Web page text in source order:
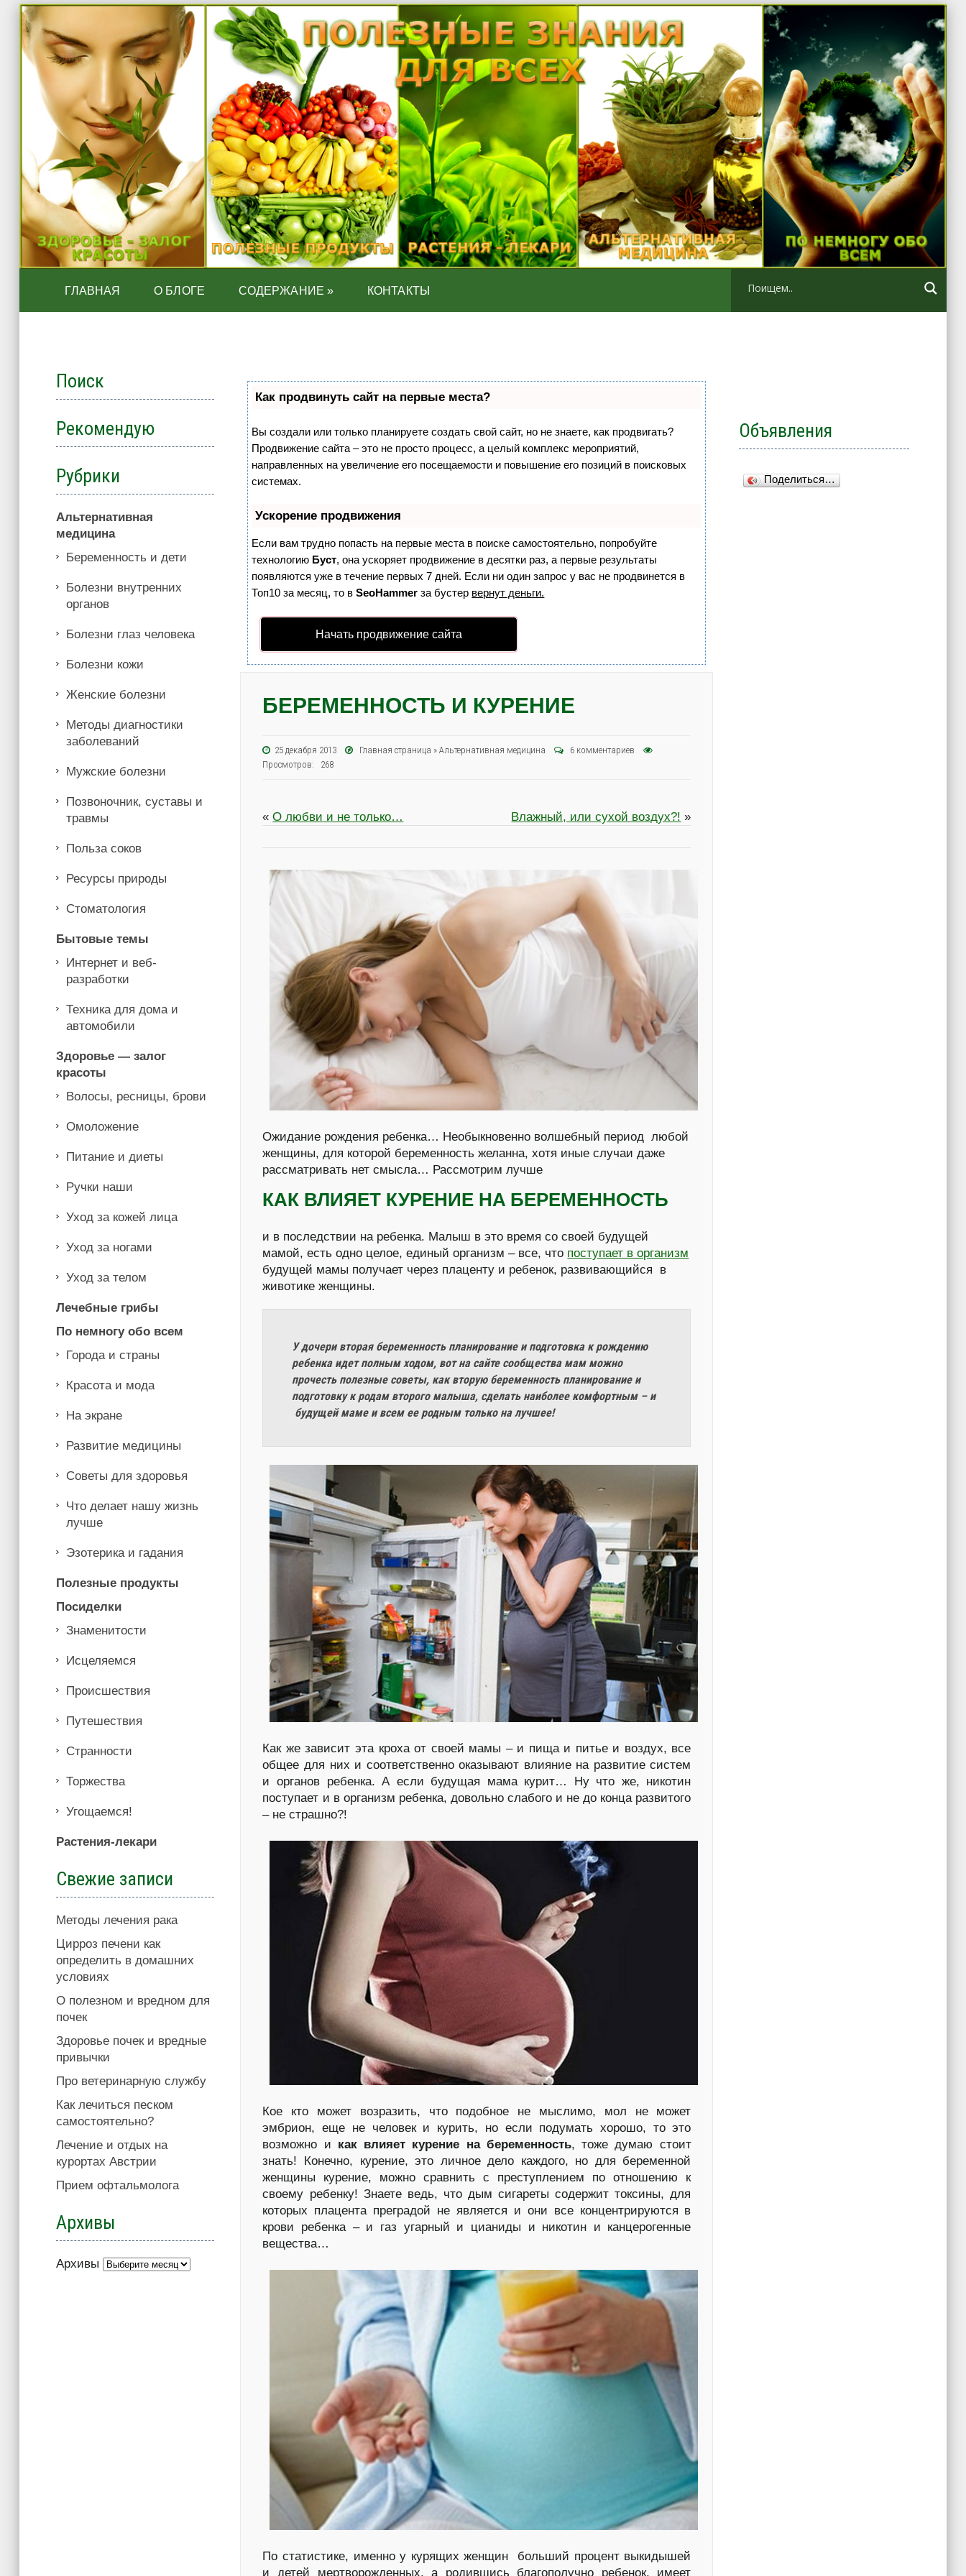
ГЛАВНАЯ О БЛОГЕ СОДЕРЖАНИЕ » КОНТАКТЫ
Как продвинуть сайт на первые места?
Вы создали или только планируете создать свой сайт, но не знаете, как продвигать?
Продвижение сайта – это не просто процесс, а целый комплекс мероприятий,
направленных на увеличение его посещаемости и повышение его позиций в поисковых
системах.
Ускорение продвижения
Если вам трудно попасть на первые места в поиске самостоятельно, попробуйте
технологию Буст, она ускоряет продвижение в десятки раз, а первые результаты
появляются уже в течение первых 7 дней. Если ни один запрос у вас не продвинется в
Топ10 за месяц, то вSeoHammer за бустер вернут деньги.
Начать продвижение сайта
БЕРЕМЕННОСТЬ И КУРЕНИЕ
25 декабря 2013 Главная страница »Альтернативная медицина
6 комментариев
Просмотров: 268
Влажный, или сухой воздух?! »
«О любви и не только…
Ожидание рождения ребенка… Необыкновенно волшебный период любой
женщины, для которой беременность желанна, хотя иные случаи даже
рассматривать нет смысла… Рассмотрим лучше
КAК ВЛИЯЕТ КУРЕНИЕ НA БЕРЕМЕННОСТЬ
и в последствии на ребенка. Малыш в это время со своей будущей
мамой, есть одно целое, единый организм – все, что поступает в организм
будущей мамы получает через плаценту и ребенок, развивающийся в
животике женщины.
У дочери вторая беременность планирование и подготовка к рождению
ребенка идет полным ходом, вот на сайте сообщества мам можно
прочесть полезные советы, как вторую беременность планирование и
подготовку к родам второго малыша, сделать наиболее комфортным – и
будущей маме и всем ее родным только на лучшее!
Как же зависит эта кроха от своей мамы – и пища и питье и воздух, все
общее для них и соответственно оказывают влияние на развитие систем
и органов ребенка. А если будущая мама курит… Ну что же, никотин
поступает и в организм ребенка, довольно слабого и не до конца развитого
– не страшно?!
Кое кто может возразить, что подобное не мыслимо, мол не может
эмбрион, еще не человек и курить, но если подумать хорошо, то это
возможно и кaк влияет курение нa беременность, тоже думаю стоит
знать! Конечно, курение, это личное дело каждого, но для беременной
женщины курение, можно сравнить с преступлением по отношению к
своему ребенку! Знаете ведь, что дым сигареты содержит токсины, для
которых плацента преградой не является и они все концентрируются в
крови ребенка – и газ угарный и цианиды и никотин и канцерогенные
вещества…
По статистике, именно у курящих женщин больший процент выкидышей
и детей мертворожденных, а родившись благополучно ребенок, имеет
Поиск
Рекомендую
Рубрики
Альтернативная
медицина
Беременность и дети
Болезни внутренних
органов
Болезни глаз человека
Болезни кожи
Женские болезни
Методы диагностики
заболеваний
Мужские болезни
Позвоночник, суставы и
травмы
Польза соков
Ресурсы природы
Стоматология
Бытовые темы
Интернет и веб-
разработки
Техника для дома и
автомобили
Здоровье — залог
красоты
Волосы, ресницы, брови
Омоложение
Питание и диеты
Ручки наши
Уход за кожей лица
Уход за ногами
Уход за телом
Лечебные грибы
По немногу обо всем
Города и страны
Красота и мода
На экране
Развитие медицины
Советы для здоровья
Что делает нашу жизнь
лучше
Эзотерика и гадания
Полезные продукты
Посиделки
Знаменитости
Иcцеляемся
Происшествия
Путешествия
Странности
Торжества
Угощаемся!
Растения-лекари
Свежие записи
Методы лечения рака
Цирроз печени как
определить в домашних
условиях
О полезном и вредном для
почек
Здоровье почек и вредные
привычки
Про ветеринарную службу
Как лечиться песком
самостоятельно?
Лечение и отдых на
курортах Австрии
Прием офтальмолога
Архивы
Архивы
Объявления
Поделиться…